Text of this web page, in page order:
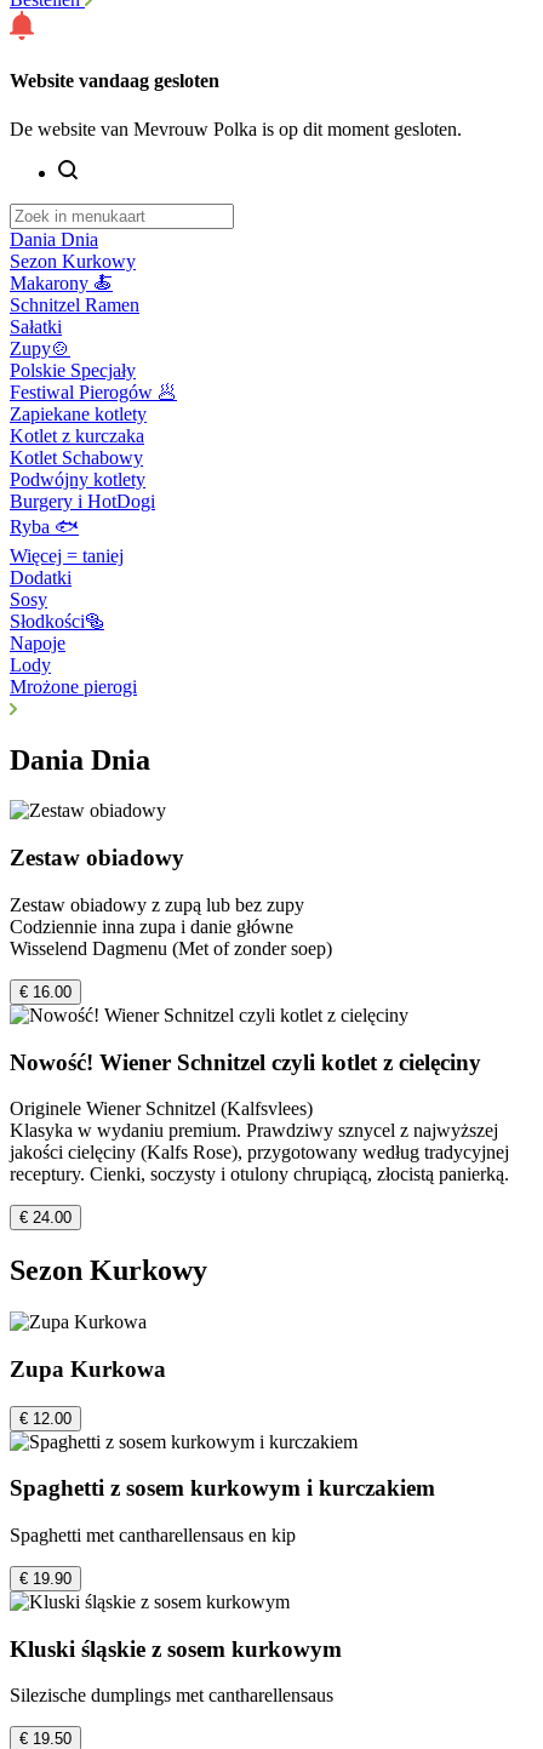
Website vandaag gesloten
De website van Mevrouw Polka is op dit moment gesloten.
Dania Dnia
Sezon Kurkowy
Makarony 🍝
Schnitzel Ramen
Sałatki
Zupy🍲
Polskie Specjały
Festiwal Pierogów 🥟
Zapiekane kotlety
Kotlet z kurczaka
Kotlet Schabowy
Podwójny kotlety
Burgery i HotDogi
Ryba 🐟
Więcej = taniej
Dodatki
Sosy
Słodkości🥯
Napoje
Lody
Mrożone pierogi
Dania Dnia
Zestaw obiadowy
Zestaw obiadowy z zupą lub bez zupy
Codziennie inna zupa i danie główne
Wisselend Dagmenu (Met of zonder soep)
€ 16.00
Nowość! Wiener Schnitzel czyli kotlet z cielęciny
Originele Wiener Schnitzel (Kalfsvlees)
Klasyka w wydaniu premium. Prawdziwy sznycel z najwyższej
jakości cielęciny (Kalfs Rose), przygotowany według tradycyjnej
receptury. Cienki, soczysty i otulony chrupiącą, złocistą panierką.
€ 24.00
Sezon Kurkowy
Zupa Kurkowa
€ 12.00
Spaghetti z sosem kurkowym i kurczakiem
Spaghetti met cantharellensaus en kip
€ 19.90
Kluski śląskie z sosem kurkowym
Silezische dumplings met cantharellensaus
€ 19.50